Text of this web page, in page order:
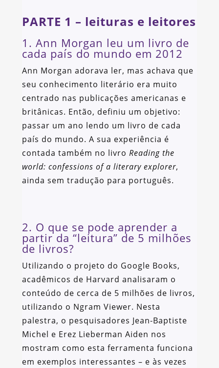
PARTE 1 – leituras e leitores
1. Ann Morgan leu um livro de
cada país do mundo em 2012
Ann Morgan adorava ler, mas achava que
seu conhecimento literário era muito
centrado nas publicações americanas e
britânicas. Então, definiu um objetivo:
passar um ano lendo um livro de cada
país do mundo. A sua experiência é
contada também no livro Reading the
world: confessions of a literary explorer,
ainda sem tradução para português.
2. O que se pode aprender a
partir da “leitura” de 5 milhões
de livros?
Utilizando o projeto do Google Books,
acadêmicos de Harvard analisaram o
conteúdo de cerca de 5 milhões de livros,
utilizando o Ngram Viewer. Nesta
palestra, o pesquisadores Jean-Baptiste
Michel e Erez Lieberman Aiden nos
mostram como esta ferramenta funciona
em exemplos interessantes – e às vezes